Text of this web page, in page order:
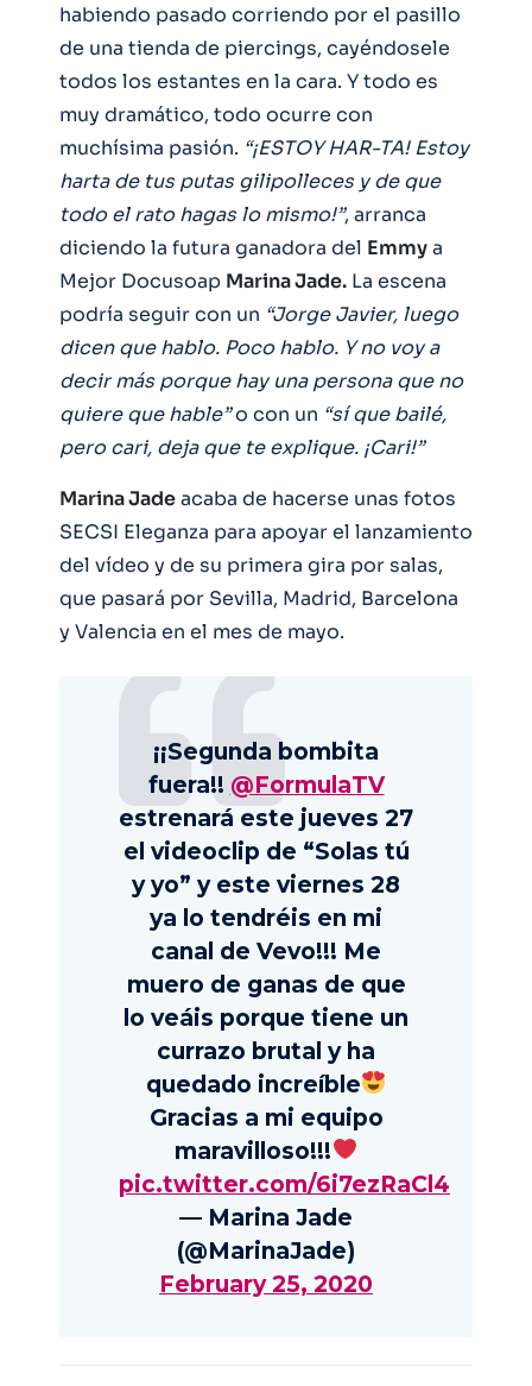
habiendo pasado corriendo por el pasillo
de una tienda de piercings, cayéndosele
todos los estantes en la cara. Y todo es
muy dramático, todo ocurre con
muchísima pasión. “¡ESTOY HAR-TA! Estoy
harta de tus putas gilipolleces y de que
todo el rato hagas lo mismo!”, arranca
diciendo la futura ganadora del Emmya
Mejor Docusoap Marina Jade. La escena
podría seguir con un “Jorge Javier, luego
dicen que hablo. Poco hablo. Y no voy a
decir más porque hay una persona que no
quiere que hable”o con un “sí que bailé,
pero cari, deja que te explique. ¡Cari!”
Marina Jadeacaba de hacerse unas fotos
SECSI Eleganza para apoyar el lanzamiento
del vídeo y de su primera gira por salas,
que pasará por Sevilla, Madrid, Barcelona
y Valencia en el mes de mayo.
¡¡Segunda bombita
fuera!! @FormulaTV
estrenará este jueves 27
el videoclip de “Solas tú
y yo” y este viernes 28
ya lo tendréis en mi
canal de Vevo!!! Me
muero de ganas de que
lo veáis porque tiene un
currazo brutal y ha
quedado increíble
Gracias a mi equipo
maravilloso!!!
pic.twitter.com/6i7ezRaCl4
— Marina Jade
(@MarinaJade)
February 25, 2020